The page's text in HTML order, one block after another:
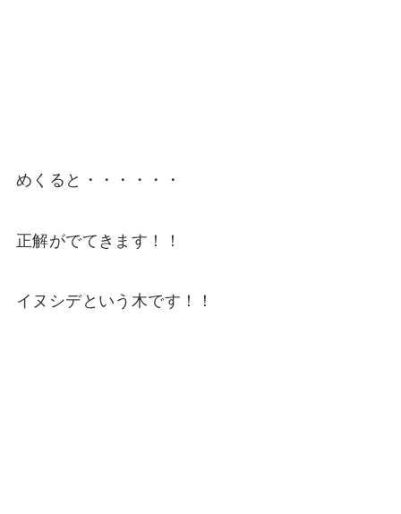
めくると・・・・・・
正解がでてきます！！
イヌシデという木です！！